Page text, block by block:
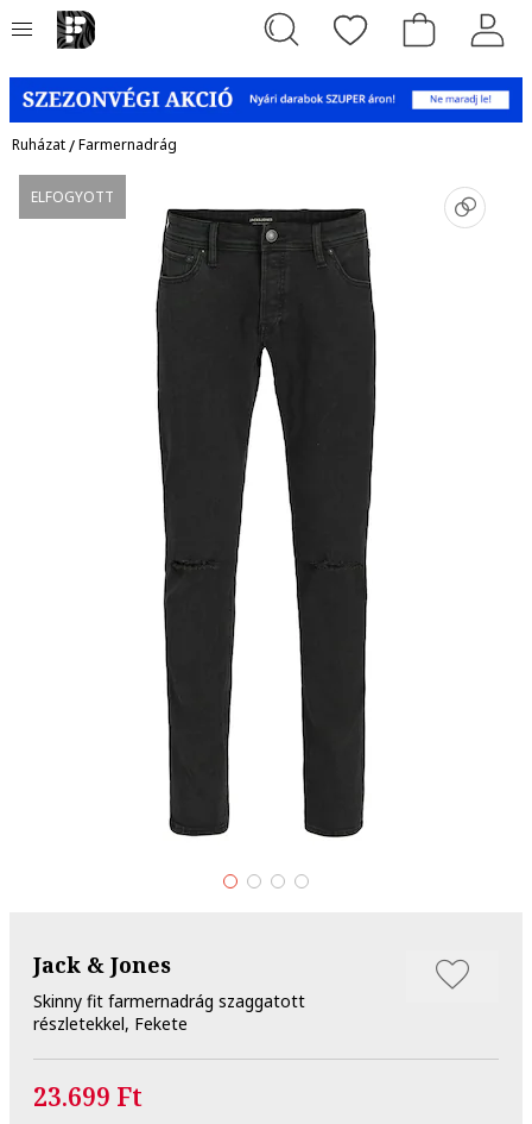
Ruházat/Farmernadrág
ELFOGYOTT
Jack & Jones
Skinny fit farmernadrág szaggatott
részletekkel, Fekete
23.699 Ft